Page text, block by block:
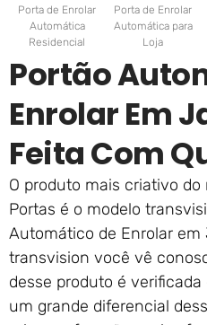
Porta de Enrolar
Automática
Residencial
Porta de Enrolar
Automática para
Loja
Portão
Enrolar Em
Feita Com
O produto mais criativo
Portas é o modelo
Automático de Enrolar
transvision você vê
desse produto é
um grande diferencial